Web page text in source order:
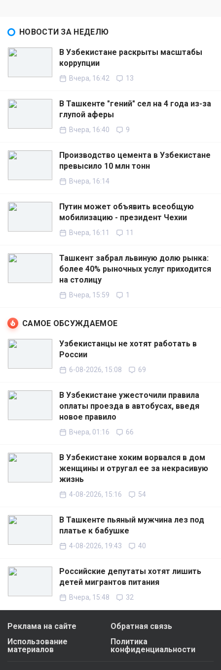
НОВОСТИ ЗА НЕДЕЛЮ
В Узбекистане раскрыты масштабы
коррупции
Вчера, 16:42 13
В Ташкенте "гений" сел на 4 года из-за
глупой аферы
Вчера, 16:40 9
Производство цемента в Узбекистане
превысило 10 млн тонн
Вчера, 16:14
Путин может объявить всеобщую
мобилизацию - президент Чехии
Вчера, 16:11 11
Ташкент забрал львиную долю рынка:
более 40% рыночных услуг приходится
на столицу
Вчера, 15:59 1
САМОЕ ОБСУЖДАЕМОЕ
Узбекистанцы не хотят работать в
России
6-08-2026, 15:08 69
В Узбекистане ужесточили правила
оплаты проезда в автобусах, введя
новое правило
Вчера, 01:16 66
В Узбекистане хоким ворвался в дом
женщины и отругал ее за некрасивую
жизнь
4-08-2026, 15:16 54
В Ташкенте пьяный мужчина лез под
платье к бабушке
4-08-2026, 19:43 40
Российские депутаты хотят лишить
детей мигрантов питания
Вчера, 15:48 32
Реклама на сайте
Обратная связь
Использование
материалов
Политика
конфиденциальности